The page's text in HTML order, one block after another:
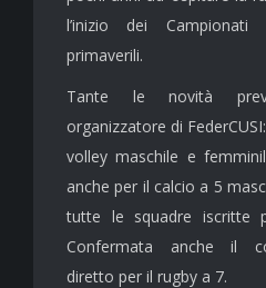
l’inizio dei Campionati
primaverili.
Tante le novità
organizzatore di
volley maschile e
anche per il calcio a 5
tutte le squadre iscritte
Confermata anche il
diretto per il rugby a 7.